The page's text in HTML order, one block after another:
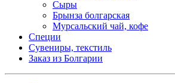
Сыры
Брынза болгарская
Мурсальский чай, кофе
Специи
Сувениры, текстиль
Заказ из Болгарии